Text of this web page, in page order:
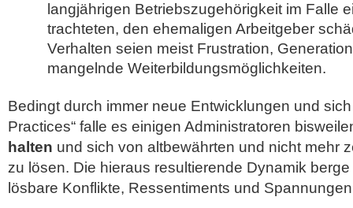
langjährigen Betriebszugehörigkeit im Falle
trachteten, den ehemaligen Arbeitgeber
Verhalten seien meist Frustration,
mangelnde Weiterbildungsmöglichkeiten.
Bedingt durch immer neue Entwicklungen und
Practices“ falle es einigen Administratoren
halten und sich von altbewährten und nicht mehr
zu lösen. Die hieraus resultierende Dynamik
lösbare Konflikte, Ressentiments und